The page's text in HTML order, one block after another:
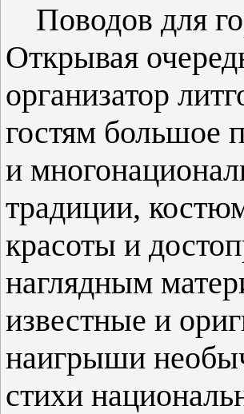
Поводов для
Открывая
организатор
гостям большое
и
традиции,
красоты и
наглядным
известные и
наигрыши
стихи